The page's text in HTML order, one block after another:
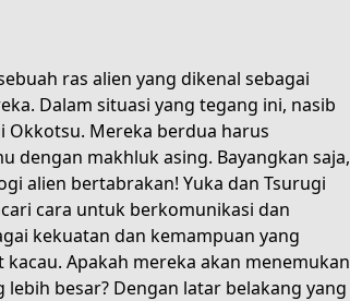
ras alien yang dikenal sebagai
Dalam situasi yang tegang ini, nasib
Okkotsu. Mereka berdua harus
dengan makhluk asing. Bayangkan saja,
alien bertabrakan! Yuka dan Tsurugi
cara untuk berkomunikasi dan
kekuatan dan kemampuan yang
Apakah mereka akan menemukan
besar? Dengan latar belakang yang